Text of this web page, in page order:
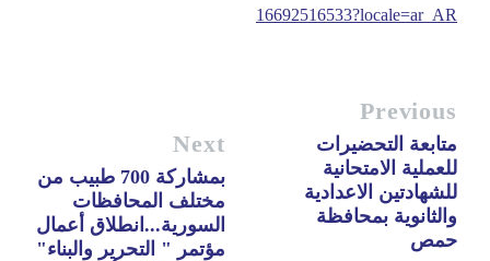
16692516533?locale=ar_AR
Previous
متابعة التحضيرات
للعملية الامتحانية
للشهادتين الاعدادية
والثانوية بمحافظة
حمص
Next
بمشاركة 700 طبيب من
مختلف المحافظات
السورية...انطلاق أعمال
مؤتمر " التحرير والبناء"